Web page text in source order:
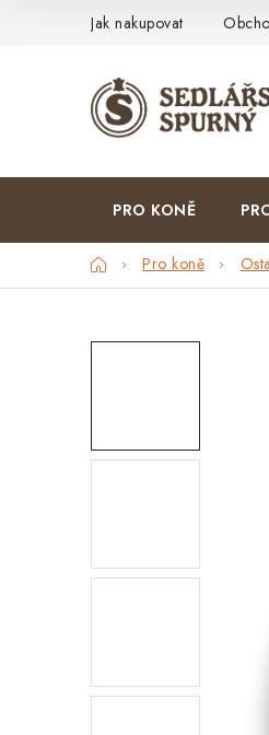
Jak nakupovat
PRO KONĚ
DomůPro koně